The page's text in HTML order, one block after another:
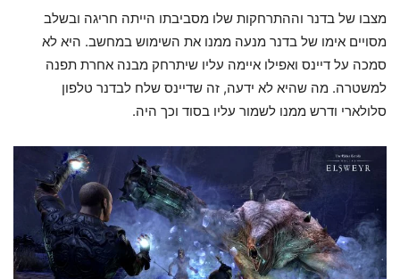
מצבו של בדנר וההתרחקות שלו מסביבתו הייתה חריגה ובשלב
מסויים אימו של בדנר מנעה ממנו את השימוש במחשב. היא לא
סמכה על דיינס ואפילו איימה עליו שיתרחק מבנה אחרת תפנה
למשטרה. מה שהיא לא ידעה, זה שדיינס שלח לבדנר טלפון
סלולארי ודרש ממנו לשמור עליו בסוד וכך היה.